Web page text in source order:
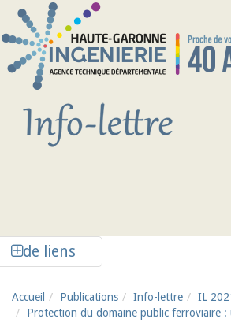
Aller au contenu principal
de liens
Accueil Publications Info-lettre IL
Protection du domaine public ferroviaire :